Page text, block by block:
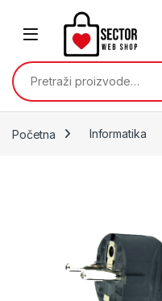
Skip to navigation
Pretraži:
Početna Informatika